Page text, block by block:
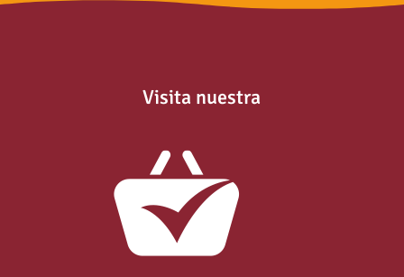
Visita nuestra